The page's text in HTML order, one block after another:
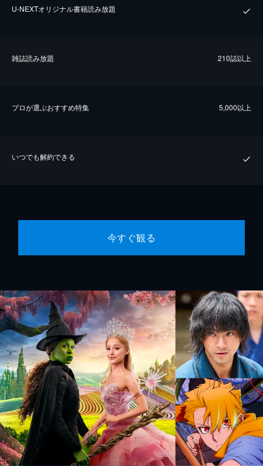
U-NEXTオリジナル書籍読み放題
雑誌読み放題 210誌以上
プロが選ぶおすすめ特集 5,000以上
いつでも解約できる
今すぐ観る